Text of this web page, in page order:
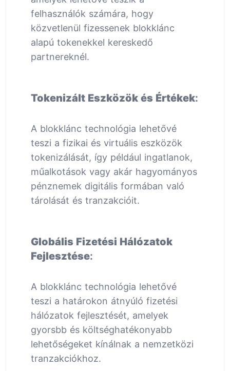
felhasználók számára, hogy
közvetlenül fizessenek blokklánc
alapú tokenekkel kereskedő
partnereknél.
Tokenizált Eszközök és Értékek:
A blokklánc technológia lehetővé
teszi a fizikai és virtuális eszközök
tokenizálását, így például ingatlanok,
műalkotások vagy akár hagyományos
pénznemek digitális formában való
tárolását és tranzakcióit.
Globális Fizetési Hálózatok
Fejlesztése:
A blokklánc technológia lehetővé
teszi a határokon átnyúló fizetési
hálózatok fejlesztését, amelyek
gyorsbb és költséghatékonyabb
lehetőségeket kínálnak a nemzetközi
tranzakciókhoz.